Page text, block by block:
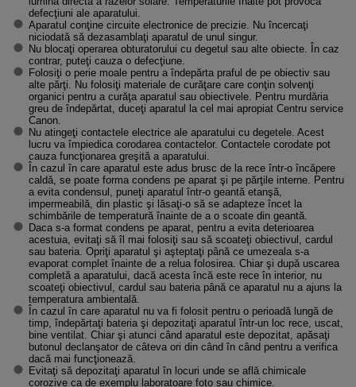
defecţiuni ale aparatului.
Aparatul conţine circuite electronice de precizie. Nu încercaţi
niciodată să dezasamblaţi aparatul de unul singur.
Nu blocaţi operarea obturatorului cu degetul sau alte obiecte. În caz
contrar, puteţi cauza o defecţiune.
Folosiţi o perie moale pentru a îndepărta praful de pe obiectiv sau
alte părţi. Nu folosiţi materiale de curăţare care conţin solvenţi
organici pentru a curăţa aparatul sau obiectivele. Pentru murdăria
greu de îndepărtat, duceţi aparatul la cel mai apropiat Centru service
Canon.
Nu atingeţi contactele electrice ale aparatului cu degetele. Acest
lucru va împiedica corodarea contactelor. Contactele corodate pot
cauza funcţionarea greşită a aparatului.
În cazul în care aparatul este adus brusc de la rece într-o încăpere
caldă, se poate forma condens pe aparat şi pe părţile interne. Pentru
a evita condensul, puneţi aparatul într-o geantă etanşă,
impermeabilă, din plastic şi lăsaţi-o să se adapteze încet la
schimbările de temperatură înainte de a o scoate din geantă.
Daca s-a format condens pe aparat, pentru a evita deterioarea
acestuia, evitaţi să îl mai folosiţi sau să scoateţi obiectivul, cardul
sau bateria. Opriţi aparatul şi aşteptaţi până ce umezeala s-a
evaporat complet înainte de a relua folosirea. Chiar şi după uscarea
completă a aparatului, dacă acesta încă este rece în interior, nu
scoateţi obiectivul, cardul sau bateria până ce aparatul nu a ajuns la
temperatura ambientală.
În cazul în care aparatul nu va fi folosit pentru o perioadă lungă de
timp, îndepărtaţi bateria şi depozitaţi aparatul într-un loc rece, uscat,
bine ventilat. Chiar şi atunci când aparatul este depozitat, apăsaţi
butonul declanşator de câteva ori din când în când pentru a verifica
dacă mai funcţionează.
Evitaţi să depozitaţi aparatul în locuri unde se află chimicale
corozive ca de exemplu laboratoare foto sau chimice.